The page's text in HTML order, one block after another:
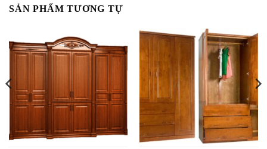
SẢN PHẨM TƯƠNG TỰ